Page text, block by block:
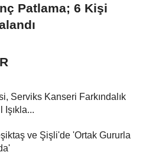
Patlama; 6 Kişi
Serviks Kanseri Farkındalık
ve Şişli'de 'Ortak Gururla